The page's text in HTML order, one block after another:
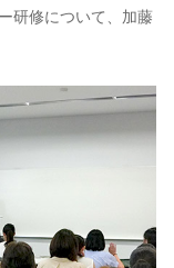
研修について、加藤